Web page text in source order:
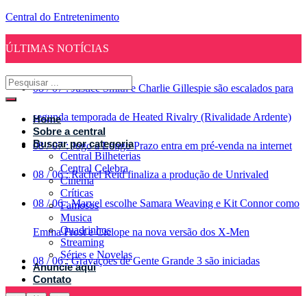
Central do Entretenimento
ÚLTIMAS NOTÍCIAS
08 / 07 : Justice Smith e Charlie Gillespie são escalados para
segunda temporada de Heated Rivalry (Rivalidade Ardente)
08 / 07 : Jogo a Longo Prazo entra em pré-venda na internet
08 / 06 : Rachel Reid finaliza a produção de Unrivaled
08 / 06 : Marvel escolhe Samara Weaving e Kit Connor como
Emma Frost e Ciclope na nova versão dos X-Men
08 / 06 : Gravações de Gente Grande 3 são iniciadas
Home
Sobre a central
Buscar por categoria
Central Bilheterias
Central Celebra
Cinema
Críticas
Famosos
Musica
Quadrinhos
Streaming
Séries e Novelas
Anuncie aqui
Contato